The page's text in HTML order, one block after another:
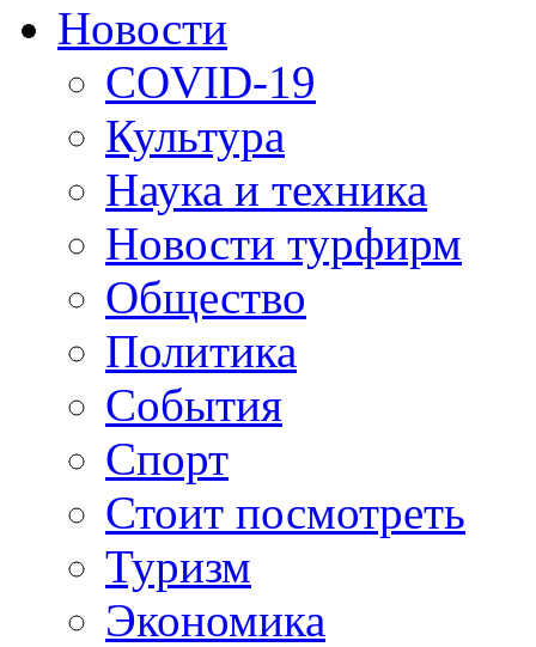
Новости
COVID-19
Культура
Наука и техника
Новости турфирм
Общество
Политика
События
Спорт
Стоит посмотреть
Туризм
Экономика